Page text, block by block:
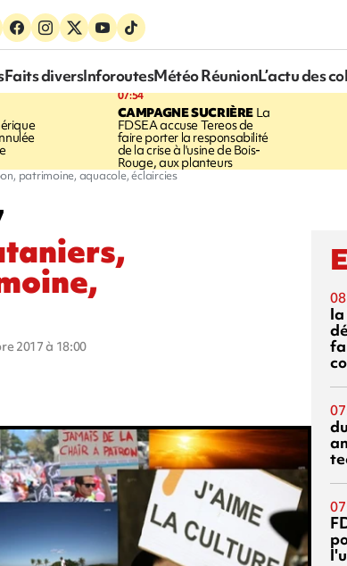
Faits diversInforoutesMétéo RéunionL’actu des
07:54
CAMPAGNE SUCRIÈRE La
FDSEA accuse Tereos de
faire porter la responsabilité
de la crise à l'usine de Bois-
Rouge, aux planteurs
patrimoine, aquacole, éclaircies
2017 à 18:00